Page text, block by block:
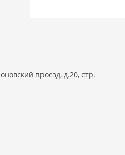
проезд, д.20, стр.